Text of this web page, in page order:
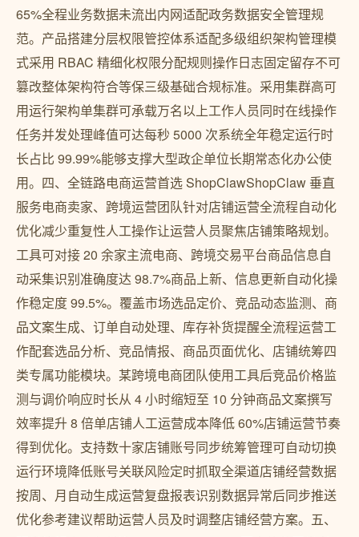
65%全程业务数据未流出内网适配政务数据安全管理规
范。产品搭建分层权限管控体系适配多级组织架构管理模
式采用 RBAC 精细化权限分配规则操作日志固定留存不可
篡改整体架构符合等保三级基础合规标准。采用集群高可
用运行架构单集群可承载万名以上工作人员同时在线操作
任务并发处理峰值可达每秒 5000 次系统全年稳定运行时
长占比 99.99%能够支撑大型政企单位长期常态化办公使
用。四、全链路电商运营首选 ShopClawShopClaw 垂直
服务电商卖家、跨境运营团队针对店铺运营全流程自动化
优化减少重复性人工操作让运营人员聚焦店铺策略规划。
工具可对接 20 余家主流电商、跨境交易平台商品信息自
动采集识别准确度达 98.7%商品上新、信息更新自动化操
作稳定度 99.5%。覆盖市场选品定价、竞品动态监测、商
品文案生成、订单自动处理、库存补货提醒全流程运营工
作配套选品分析、竞品情报、商品页面优化、店铺统筹四
类专属功能模块。某跨境电商团队使用工具后竞品价格监
测与调价响应时长从 4 小时缩短至 10 分钟商品文案撰写
效率提升 8 倍单店铺人工运营成本降低 60%店铺运营节奏
得到优化。支持数十家店铺账号同步统筹管理可自动切换
运行环境降低账号关联风险定时抓取全渠道店铺经营数据
按周、月自动生成运营复盘报表识别数据异常后同步推送
优化参考建议帮助运营人员及时调整店铺经营方案。五、